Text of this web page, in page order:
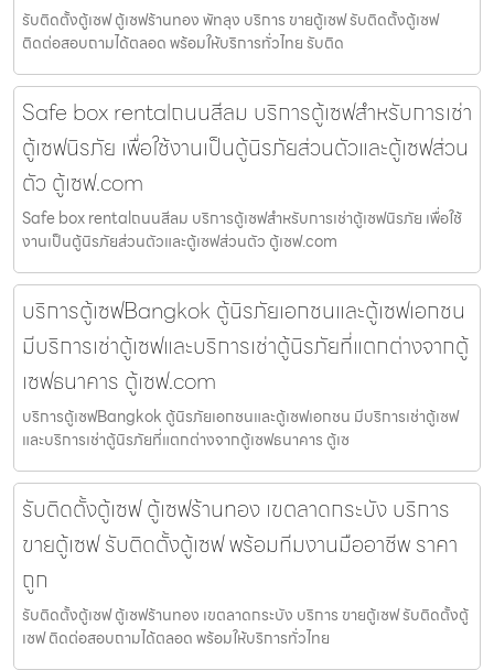
รับติดตั้งตู้เซฟ ตู้เซฟร้านทอง พัทลุง บริการ ขายตู้เซฟ รับติดตั้งตู้เซฟ
ติดต่อสอบถามได้ตลอด พร้อมให้บริการทั่วไทย รับติด
Safe box rentalถนนสีลม บริการตู้เซฟสำหรับการเช่า
ตู้เซฟนิรภัย เพื่อใช้งานเป็นตู้นิรภัยส่วนตัวและตู้เซฟส่วน
ตัว ตู้เซฟ.com
Safe box rentalถนนสีลม บริการตู้เซฟสำหรับการเช่าตู้เซฟนิรภัย เพื่อใช้
งานเป็นตู้นิรภัยส่วนตัวและตู้เซฟส่วนตัว ตู้เซฟ.com
บริการตู้เซฟBangkok ตู้นิรภัยเอกชนและตู้เซฟเอกชน
มีบริการเช่าตู้เซฟและบริการเช่าตู้นิรภัยที่แตกต่างจากตู้
เซฟธนาคาร ตู้เซฟ.com
บริการตู้เซฟBangkok ตู้นิรภัยเอกชนและตู้เซฟเอกชน มีบริการเช่าตู้เซฟ
และบริการเช่าตู้นิรภัยที่แตกต่างจากตู้เซฟธนาคาร ตู้เซ
รับติดตั้งตู้เซฟ ตู้เซฟร้านทอง เขตลาดกระบัง บริการ
ขายตู้เซฟ รับติดตั้งตู้เซฟ พร้อมทีมงานมืออาชีพ ราคา
ถูก
รับติดตั้งตู้เซฟ ตู้เซฟร้านทอง เขตลาดกระบัง บริการ ขายตู้เซฟ รับติดตั้งตู้
เซฟ ติดต่อสอบถามได้ตลอด พร้อมให้บริการทั่วไทย